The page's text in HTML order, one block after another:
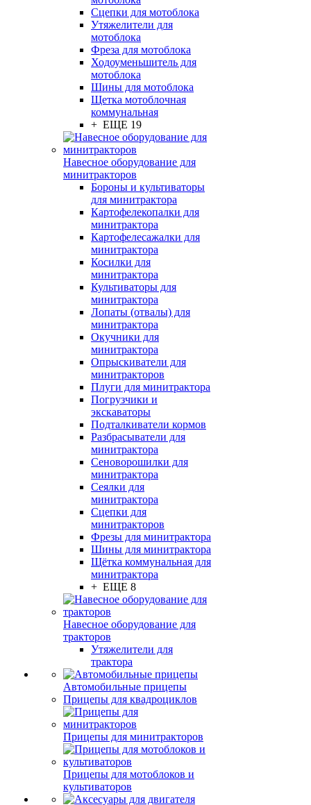
Сцепки для мотоблока
Утяжелители для
мотоблока
Фреза для мотоблока
Ходоуменьшитель для
мотоблока
Шины для мотоблока
Щетка мотоблочная
коммунальная
+ ЕЩЕ 19
Навесное оборудование для
минитракторов
Бороны и культиваторы
для минитрактора
Картофелекопалки для
минитрактора
Картофелесажалки для
минитрактора
Косилки для
минитрактора
Культиваторы для
минитрактора
Лопаты (отвалы) для
минитрактора
Окучники для
минитрактора
Опрыскиватели для
минитракторов
Плуги для минитрактора
Погрузчики и
экскаваторы
Подталкиватели кормов
Разбрасыватели для
минитрактора
Сеноворошилки для
минитрактора
Сеялки для
минитрактора
Сцепки для
минитракторов
Фрезы для минитрактора
Шины для минитрактора
Щётка коммунальная для
минитрактора
+ ЕЩЕ 8
Навесное оборудование для
тракторов
Утяжелители для
трактора
Автомобильные прицепы
Прицепы для квадроциклов
Прицепы для минитракторов
Прицепы для мотоблоков и
культиваторов